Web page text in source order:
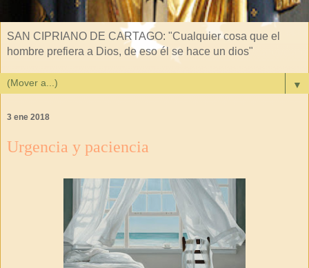
SAN CIPRIANO DE CARTAGO: "Cualquier cosa que el
hombre prefiera a Dios, de eso él se hace un dios"
▼
3 ene 2018
Urgencia y paciencia